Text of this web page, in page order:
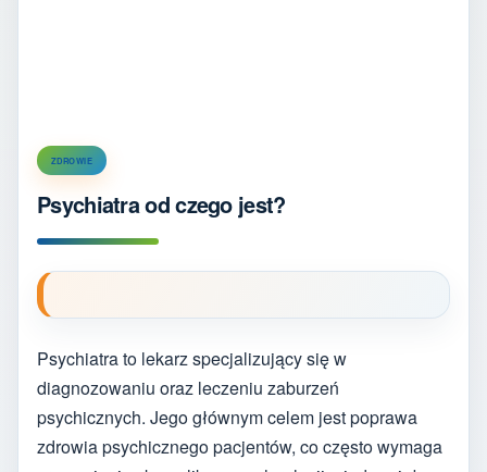
ZDROWIE
Psychiatra od czego jest?
Psychiatra to lekarz specjalizujący się w
diagnozowaniu oraz leczeniu zaburzeń
psychicznych. Jego głównym celem jest poprawa
zdrowia psychicznego pacjentów, co często wymaga